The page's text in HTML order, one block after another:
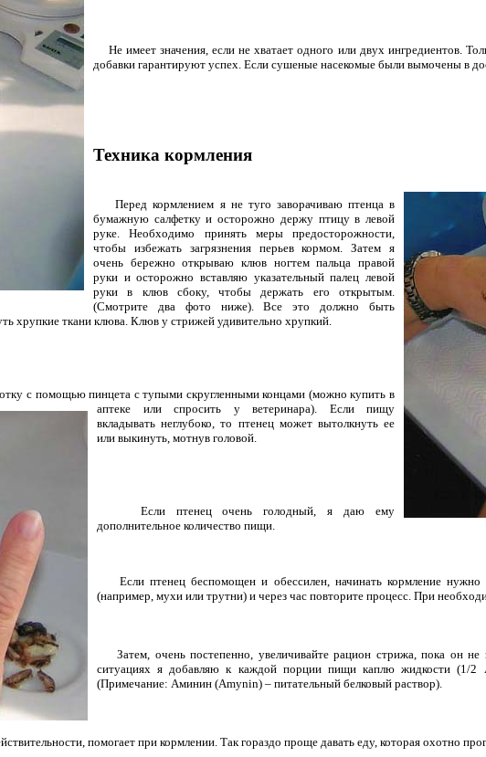
Не имеет значения, если не хватает одного или двух ингредиентов.
добавки гарантируют успех. Если сушеные насекомые были вымочены в
Техника кормления
Перед кормлением я не туго заворачиваю птенца в
бумажную салфетку и осторожно держу птицу в левой
руке. Необходимо принять меры предосторожности,
чтобы избежать загрязнения перьев кормом. Затем я
очень бережно открываю клюв ногтем пальца правой
руки и осторожно вставляю указательный палец левой
руки в клюв сбоку, чтобы держать его открытым.
(Смотрите два фото ниже). Все это должно быть
хрупкие ткани клюва. Клюв у стрижей удивительно хрупкий.
с помощью пинцета с тупыми скругленными концами (можно купить в
аптеке или спросить у ветеринара). Если пищу
вкладывать неглубоко, то птенец может вытолкнуть ее
или выкинуть, мотнув головой.
Если птенец очень голодный, я даю ему
дополнительное количество пищи.
Если птенец беспомощен и обессилен, начинать кормление нужно
(например, мухи или трутни) и через час повторите процесс. При
Затем, очень постепенно, увеличивайте рацион стрижа, пока он
ситуациях я добавляю к каждой порции пищи каплю жидкости (1/
(Примечание: Аминин (Amynin) – питательный белковый раствор).
помогает при кормлении. Так гораздо проще давать еду, которая охотно